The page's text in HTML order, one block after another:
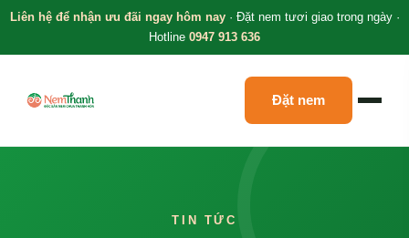
Liên hệ để nhận ưu đãi ngay hôm nay· Đặt nem tươi giao trong ngày ·
Hotline 0947 913 636
Đặt nem
TIN TỨC